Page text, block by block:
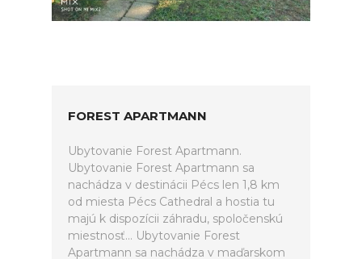
FOREST APARTMANN
Ubytovanie Forest Apartmann.
Ubytovanie Forest Apartmann sa
nachádza v destinácii Pécs len 1,8 km
od miesta Pécs Cathedral a hostia tu
majú k dispozícii záhradu, spoločenskú
miestnosť... Ubytovanie Forest
Apartmann sa nachádza v maďarskom